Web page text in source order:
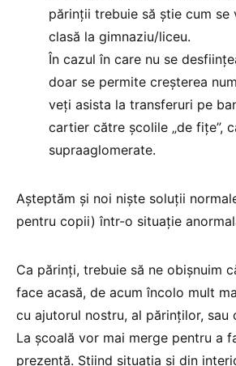
părinții trebuie să știe cum se
clasă la gimnaziu/liceu.
În cazul în care nu se
doar se permite creșterea
veți asista la transferuri pe
cartier către școlile „de fițe”,
supraaglomerate.
Așteptăm și noi niște soluții
pentru copii) într-o situație
Ca părinți, trebuie să ne obișnuim
face acasă, de acum încolo mult
cu ajutorul nostru, al părinților, sau
La școală vor mai merge pentru a
prezență. Știind situația și din